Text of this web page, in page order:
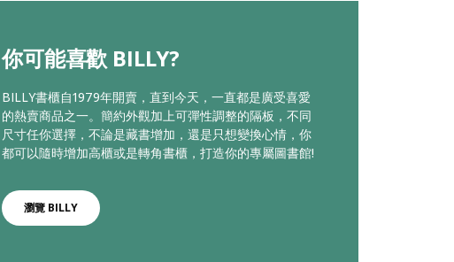
你可能喜歡 BILLY?
BILLY書櫃自1979年開賣，直到今天，一直都是廣受喜愛
的熱賣商品之一。簡約外觀加上可彈性調整的隔板，不同
尺寸任你選擇，不論是藏書增加，還是只想變換心情，你
都可以隨時增加高櫃或是轉角書櫃，打造你的專屬圖書館!
瀏覽 BILLY